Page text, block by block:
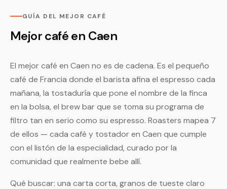
GUÍA DEL MEJOR CAFÉ
Mejor café en Caen
El mejor café en Caen no es de cadena. Es el pequeño
café de Francia donde el barista afina el espresso cada
mañana, la tostaduría que pone el nombre de la finca
en la bolsa, el brew bar que se toma su programa de
filtro tan en serio como su espresso. Roasters mapea 7
de ellos — cada café y tostador en Caen que cumple
con el listón de la especialidad, curado por la
comunidad que realmente bebe allí.
Qué buscar: una carta corta, granos de tueste claro